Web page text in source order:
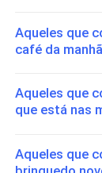
Aqueles que
café da manhã
Aqueles que
que está nas
Aqueles que